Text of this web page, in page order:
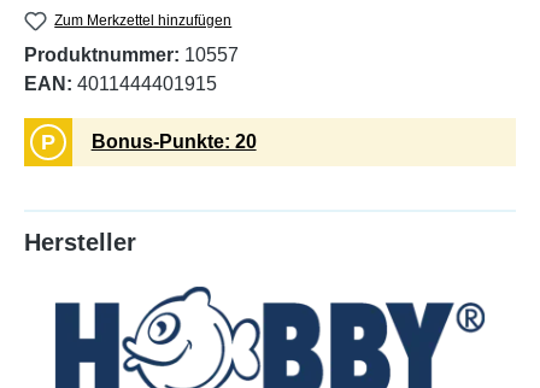
Zum Merkzettel hinzufügen
Produktnummer: 10557
EAN: 4011444401915
P Bonus-Punkte: 20
Hersteller